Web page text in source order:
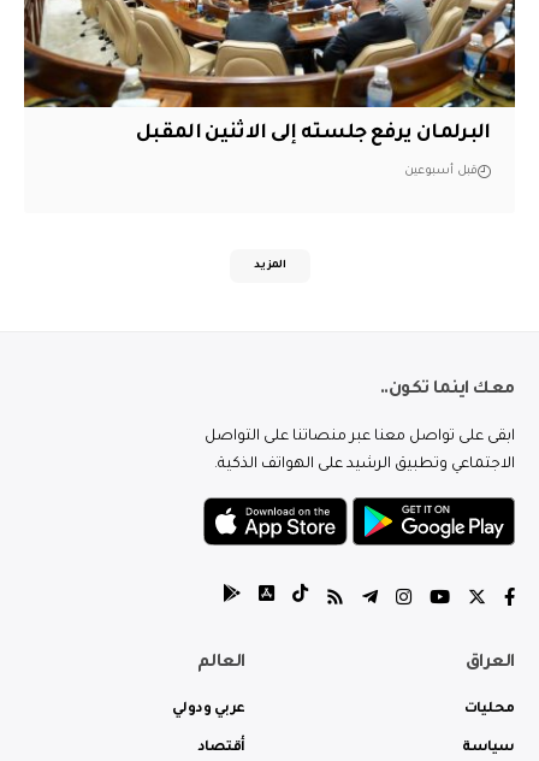
البرلمان يرفع جلسته إلى الاثنين المقبل
قبل أسبوعين
المزيد
معك اينما تكون..
ابقى على تواصل معنا عبر منصاتنا على التواصل
الاجتماعي وتطبيق الرشيد على الهواتف الذكية.
العراق
محليات
سياسة
العالم
عربي ودولي
أقتصاد